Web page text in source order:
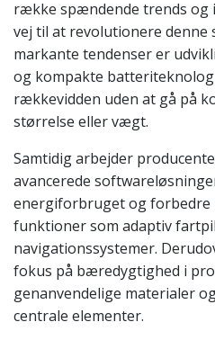
række spændende trends og
vej til at revolutionere denne
markante tendenser er
og kompakte
rækkevidden uden at gå på
størrelse eller vægt.
Samtidig arbejder
avancerede
energiforbruget og forbedre
funktioner som adaptiv
navigationssystemer.
fokus på bæredygtighed i
genanvendelige materialer
centrale elementer.